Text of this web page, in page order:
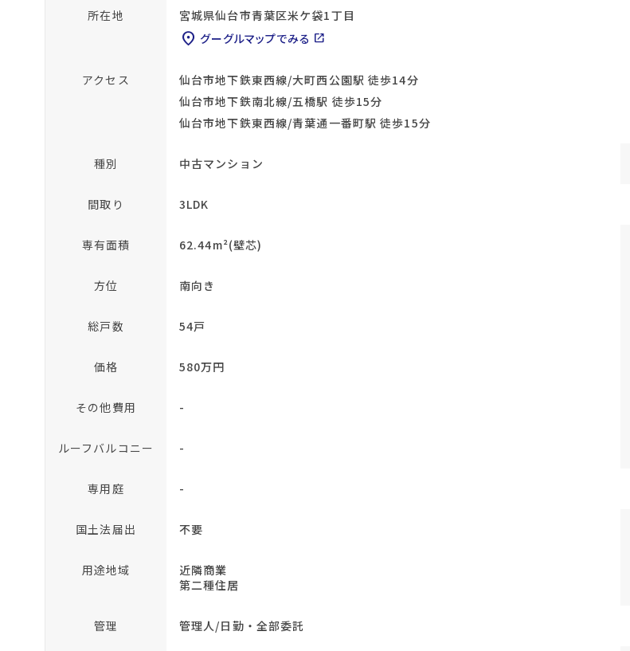
所在地 宮城県仙台市青葉区米ケ袋1丁目
location_on グーグルマップでみる open_in_new
アクセス
仙台市地下鉄東西線/大町西公園駅 徒歩14分
仙台市地下鉄南北線/五橋駅 徒歩15分
仙台市地下鉄東西線/青葉通一番町駅 徒歩15分
種別 中古マンション
間取り 3LDK
専有面積 62.44m²(壁芯)
方位 南向き
総戸数 54戸
価格 580万円
その他費用 -
ルーフバルコニー -
専用庭 -
国土法届出 不要
用途地域
近隣商業
第二種住居
管理 管理人/日勤・全部委託